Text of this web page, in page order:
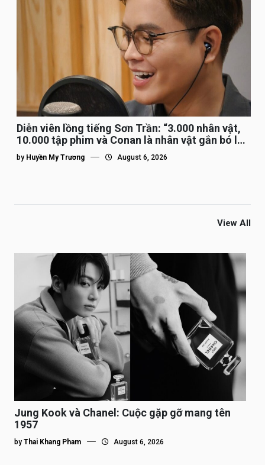
Diễn viên lồng tiếng Sơn Trần: “3.000 nhân vật,
10.000 tập phim và Conan là nhân vật gắn bó lâu
nhất”
by Huyền My Trương August 6, 2026
View All
Jung Kook và Chanel: Cuộc gặp gỡ mang tên
1957
by Thai Khang Pham August 6, 2026